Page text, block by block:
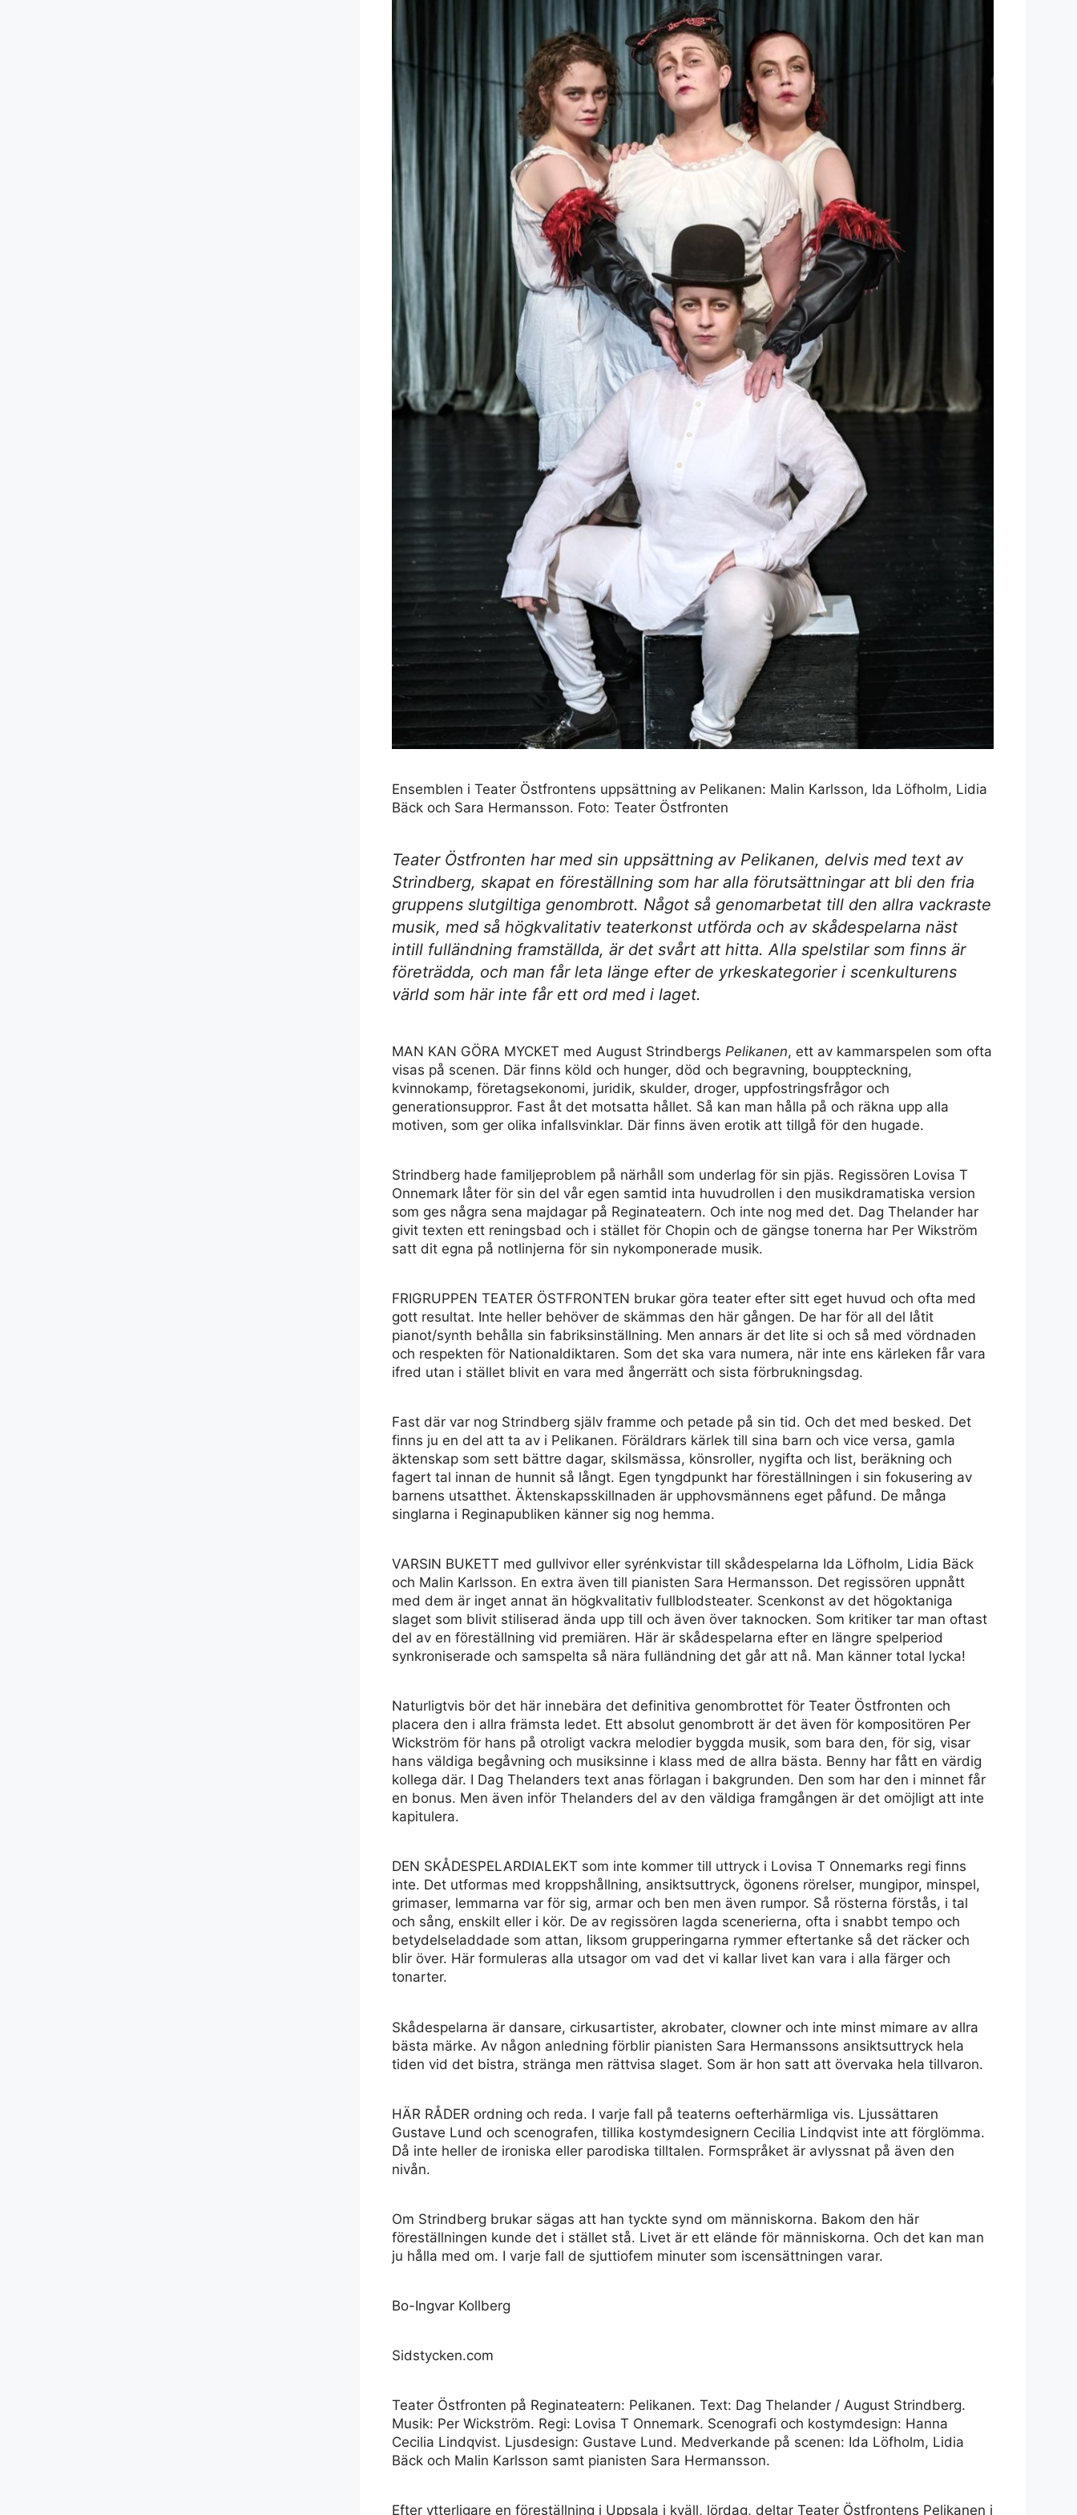
Ensemblen i Teater Östfrontens uppsättning av Pelikanen: Malin Karlsson, Ida Löfholm, Lidia
Bäck och Sara Hermansson. Foto: Teater Östfronten
Teater Östfronten har med sin uppsättning av Pelikanen, delvis med text av
Strindberg, skapat en föreställning som har alla förutsättningar att bli den fria
gruppens slutgiltiga genombrott. Något så genomarbetat till den allra vackraste
musik, med så högkvalitativ teaterkonst utförda och av skådespelarna näst
intill fulländning framställda, är det svårt att hitta. Alla spelstilar som finns är
företrädda, och man får leta länge efter de yrkeskategorier i scenkulturens
värld som här inte får ett ord med i laget.
MAN KAN GÖRA MYCKET med August Strindbergs Pelikanen, ett av kammarspelen som ofta
visas på scenen. Där finns köld och hunger, död och begravning, bouppteckning,
kvinnokamp, företagsekonomi, juridik, skulder, droger, uppfostringsfrågor och
generationsuppror. Fast åt det motsatta hållet. Så kan man hålla på och räkna upp alla
motiven, som ger olika infallsvinklar. Där finns även erotik att tillgå för den hugade.
Strindberg hade familjeproblem på närhåll som underlag för sin pjäs. Regissören Lovisa T
Onnemark låter för sin del vår egen samtid inta huvudrollen i den musikdramatiska version
som ges några sena majdagar på Reginateatern. Och inte nog med det. Dag Thelander har
givit texten ett reningsbad och i stället för Chopin och de gängse tonerna har Per Wikström
satt dit egna på notlinjerna för sin nykomponerade musik.
FRIGRUPPEN TEATER ÖSTFRONTEN brukar göra teater efter sitt eget huvud och ofta med
gott resultat. Inte heller behöver de skämmas den här gången. De har för all del låtit
pianot/synth behålla sin fabriksinställning. Men annars är det lite si och så med vördnaden
och respekten för Nationaldiktaren. Som det ska vara numera, när inte ens kärleken får vara
ifred utan i stället blivit en vara med ångerrätt och sista förbrukningsdag.
Fast där var nog Strindberg själv framme och petade på sin tid. Och det med besked. Det
finns ju en del att ta av i Pelikanen. Föräldrars kärlek till sina barn och vice versa, gamla
äktenskap som sett bättre dagar, skilsmässa, könsroller, nygifta och list, beräkning och
fagert tal innan de hunnit så långt. Egen tyngdpunkt har föreställningen i sin fokusering av
barnens utsatthet. Äktenskapsskillnaden är upphovsmännens eget påfund. De många
singlarna i Reginapubliken känner sig nog hemma.
VARSIN BUKETT med gullvivor eller syrénkvistar till skådespelarna Ida Löfholm, Lidia Bäck
och Malin Karlsson. En extra även till pianisten Sara Hermansson. Det regissören uppnått
med dem är inget annat än högkvalitativ fullblodsteater. Scenkonst av det högoktaniga
slaget som blivit stiliserad ända upp till och även över taknocken. Som kritiker tar man oftast
del av en föreställning vid premiären. Här är skådespelarna efter en längre spelperiod
synkroniserade och samspelta så nära fulländning det går att nå. Man känner total lycka!
Naturligtvis bör det här innebära det definitiva genombrottet för Teater Östfronten och
placera den i allra främsta ledet. Ett absolut genombrott är det även för kompositören Per
Wickström för hans på otroligt vackra melodier byggda musik, som bara den, för sig, visar
hans väldiga begåvning och musiksinne i klass med de allra bästa. Benny har fått en värdig
kollega där. I Dag Thelanders text anas förlagan i bakgrunden. Den som har den i minnet får
en bonus. Men även inför Thelanders del av den väldiga framgången är det omöjligt att inte
kapitulera.
DEN SKÅDESPELARDIALEKT som inte kommer till uttryck i Lovisa T Onnemarks regi finns
inte. Det utformas med kroppshållning, ansiktsuttryck, ögonens rörelser, mungipor, minspel,
grimaser, lemmarna var för sig, armar och ben men även rumpor. Så rösterna förstås, i tal
och sång, enskilt eller i kör. De av regissören lagda scenerierna, ofta i snabbt tempo och
betydelseladdade som attan, liksom grupperingarna rymmer eftertanke så det räcker och
blir över. Här formuleras alla utsagor om vad det vi kallar livet kan vara i alla färger och
tonarter.
Skådespelarna är dansare, cirkusartister, akrobater, clowner och inte minst mimare av allra
bästa märke. Av någon anledning förblir pianisten Sara Hermanssons ansiktsuttryck hela
tiden vid det bistra, stränga men rättvisa slaget. Som är hon satt att övervaka hela tillvaron.
HÄR RÅDER ordning och reda. I varje fall på teaterns oefterhärmliga vis. Ljussättaren
Gustave Lund och scenografen, tillika kostymdesignern Cecilia Lindqvist inte att förglömma.
Då inte heller de ironiska eller parodiska tilltalen. Formspråket är avlyssnat på även den
nivån.
Om Strindberg brukar sägas att han tyckte synd om människorna. Bakom den här
föreställningen kunde det i stället stå. Livet är ett elände för människorna. Och det kan man
ju hålla med om. I varje fall de sjuttiofem minuter som iscensättningen varar.
Bo-Ingvar Kollberg
Sidstycken.com
Teater Östfronten på Reginateatern: Pelikanen. Text: Dag Thelander / August Strindberg.
Musik: Per Wickström. Regi: Lovisa T Onnemark. Scenografi och kostymdesign: Hanna
Cecilia Lindqvist. Ljusdesign: Gustave Lund. Medverkande på scenen: Ida Löfholm, Lidia
Bäck och Malin Karlsson samt pianisten Sara Hermansson.
Efter ytterligare en föreställning i Uppsala i kväll, lördag, deltar Teater Östfrontens Pelikanen i